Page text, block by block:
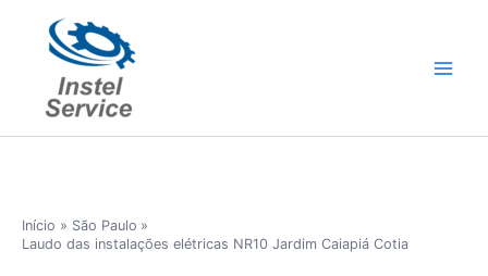
conteúdo
Início
São Paulo
Laudo das instalações elétricas NR10 Jardim Caiapiá Cotia